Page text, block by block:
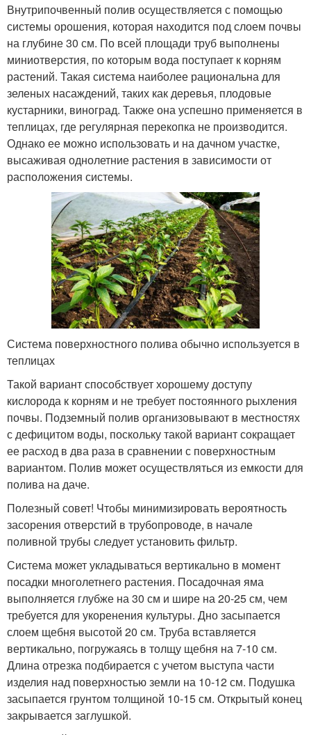
Внутрипочвенный полив осуществляется с помощью
системы орошения, которая находится под слоем почвы
на глубине 30 см. По всей площади труб выполнены
миниотверстия, по которым вода поступает к корням
растений. Такая система наиболее рациональна для
зеленых насаждений, таких как деревья, плодовые
кустарники, виноград. Также она успешно применяется в
теплицах, где регулярная перекопка не производится.
Однако ее можно использовать и на дачном участке,
высаживая однолетние растения в зависимости от
расположения системы.
Система поверхностного полива обычно используется в
теплицах
Такой вариант способствует хорошему доступу
кислорода к корням и не требует постоянного рыхления
почвы. Подземный полив организовывают в местностях
с дефицитом воды, поскольку такой вариант сокращает
ее расход в два раза в сравнении с поверхностным
вариантом. Полив может осуществляться из емкости для
полива на даче.
Полезный совет! Чтобы минимизировать вероятность
засорения отверстий в трубопроводе, в начале
поливной трубы следует установить фильтр.
Система может укладываться вертикально в момент
посадки многолетнего растения. Посадочная яма
выполняется глубже на 30 см и шире на 20-25 см, чем
требуется для укоренения культуры. Дно засыпается
слоем щебня высотой 20 см. Труба вставляется
вертикально, погружаясь в толщу щебня на 7-10 см.
Длина отрезка подбирается с учетом выступа части
изделия над поверхностью земли на 10-12 см. Подушка
засыпается грунтом толщиной 10-15 см. Открытый конец
закрывается заглушкой.